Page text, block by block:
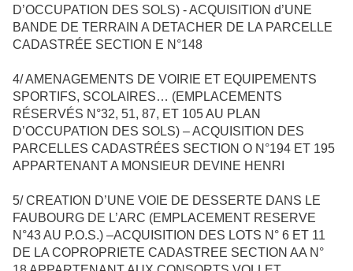
D’OCCUPATION DES SOLS) - ACQUISITION d’UNE
BANDE DE TERRAIN A DETACHER DE LA PARCELLE
CADASTRÉE SECTION E N°148
4/ AMENAGEMENTS DE VOIRIE ET EQUIPEMENTS
SPORTIFS, SCOLAIRES… (EMPLACEMENTS
RÉSERVÉS N°32, 51, 87, ET 105 AU PLAN
D’OCCUPATION DES SOLS) – ACQUISITION DES
PARCELLES CADASTRÉES SECTION O N°194 ET 195
APPARTENANT A MONSIEUR DEVINE HENRI
5/ CREATION D’UNE VOIE DE DESSERTE DANS LE
FAUBOURG DE L’ARC (EMPLACEMENT RESERVE
N°43 AU P.O.S.) –ACQUISITION DES LOTS N° 6 ET 11
DE LA COPROPRIETE CADASTREE SECTION AA N°